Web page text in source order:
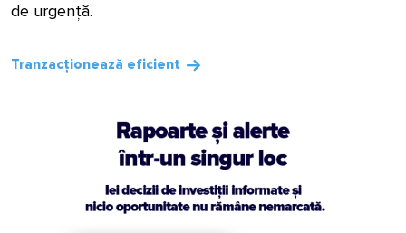
de urgență.
Tranzacționează eficient